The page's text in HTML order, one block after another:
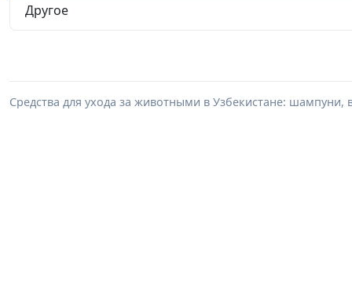
Другое
Средства для ухода за животными в Узбекистане: шампуни,